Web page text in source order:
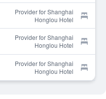
Provider for Shanghai
Honglou Hotel
Provider for Shanghai
Honglou Hotel
Provider for Shanghai
Honglou Hotel